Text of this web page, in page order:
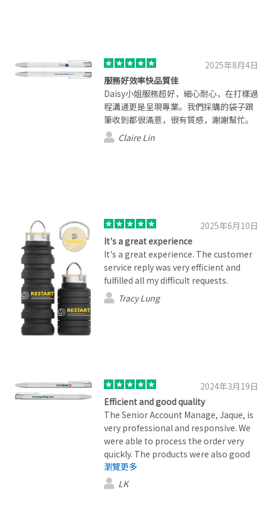
2025年8月4日
服務好效率快品質佳
Daisy小姐服務超好，細心耐心，在打樣過
程溝通更是呈現專業。我們採購的袋子跟
筆收到都很滿意，很有質感，謝謝幫忙。
Claire Lin
2025年6月10日
It's a great experience
It's a great experience. The customer
service reply was very efficient and
fulfilled all my difficult requests.
Tracy Lung
2024年3月19日
Efficient and good quality
The Senior Account Manage, Jaque, is
very professional and responsive. We
were able to process the order very
quickly. The products were also good
quality and there were no issues
customizing them.
瀏覽更多
LK